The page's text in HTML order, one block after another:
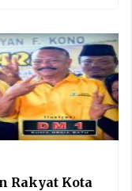
Rakyat Kota